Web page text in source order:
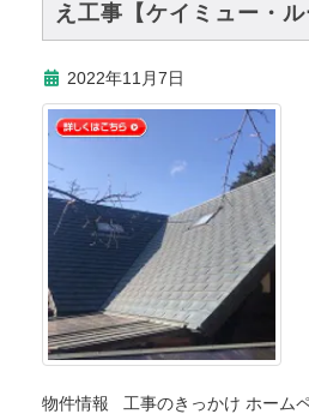
え工事【ケイミュー・ル
2022年11月7日
物件情報 工事のきっかけ ホーム